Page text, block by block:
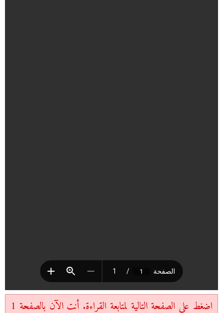
اضغط على الصفحة التالية لمتابعة القراءة. أنت الآن بالصفحة 1